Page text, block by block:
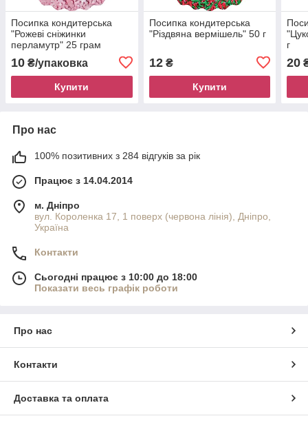
Посипка кондитерська
"Рожеві сніжинки
перламутр" 25 грам
10 ₴/упаковка
Купити
Посипка кондитерська
"Різдвяна вермішель" 50 г
12₴
Купити
г
20
Про нас
100% позитивних з 284 відгуків за рік
Працює з 14.04.2014
м. Дніпро
вул. Короленка 17, 1 поверх (червона лінія), Дніпро,
Україна
Контакти
Сьогодні працює з 10:00 до 18:00
Показати весь графік роботи
Про нас
Контакти
Доставка та оплата